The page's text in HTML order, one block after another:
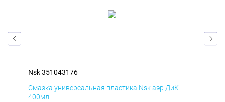
Nsk 351043176
Смазка универсальная пластика Nsk аэр ДиК
400мл